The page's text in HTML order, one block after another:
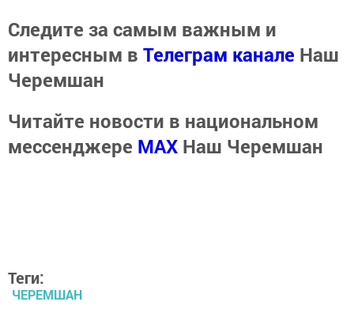
Следите за самым важным и
интересным в Телеграм канале Наш
Черемшан
Читайте новости в национальном
мессенджере MАХ Наш Черемшан
Теги:
ЧЕРЕМШАН